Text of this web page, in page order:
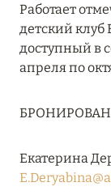
27 сентября
HÔTEL
Подробнее
27 сентября
Работает
детский клуб
доступный в
апреля по
Екатерина